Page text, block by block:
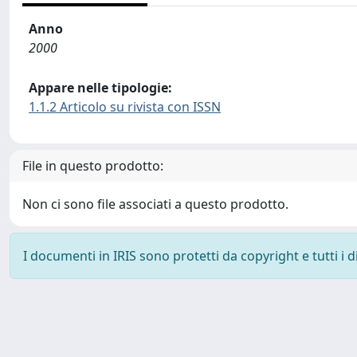
Anno
2000
Appare nelle tipologie:
1.1.2 Articolo su rivista con ISSN
File in questo prodotto:
Non ci sono file associati a questo prodotto.
I documenti in IRIS sono protetti da copyright e tutti i